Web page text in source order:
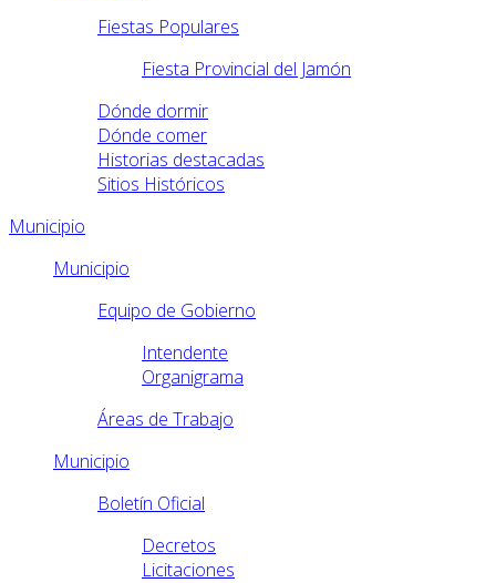
Fiestas Populares
Fiesta Provincial del Jamón
Dónde dormir
Dónde comer
Historias destacadas
Sitios Históricos
Municipio
Municipio
Equipo de Gobierno
Intendente
Organigrama
Áreas de Trabajo
Municipio
Boletín Oficial
Decretos
Licitaciones